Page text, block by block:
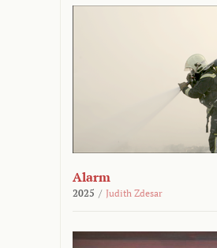
Alarm
2025 / Judith Zdesar